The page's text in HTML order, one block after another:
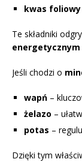
kwas foliowy
Te składniki
energetycznym
Jeśli chodzi o
wapń –
żelazo –
potas –
Dzięki tym